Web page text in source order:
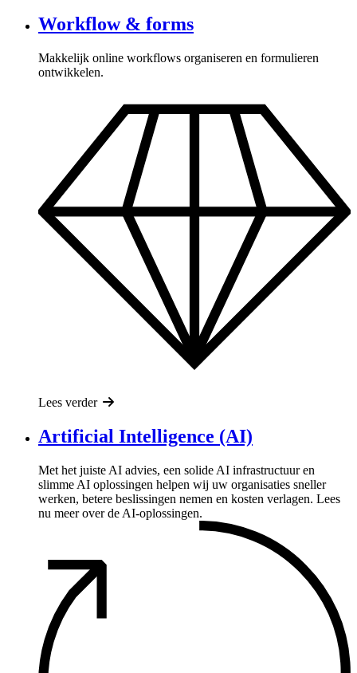
Workflow & forms
Makkelijk online workflows organiseren en formulieren
ontwikkelen.
Lees verder
Artificial Intelligence (AI)
Met het juiste AI advies, een solide AI infrastructuur en
slimme AI oplossingen helpen wij uw organisaties sneller
werken, betere beslissingen nemen en kosten verlagen. Lees
nu meer over de AI-oplossingen.